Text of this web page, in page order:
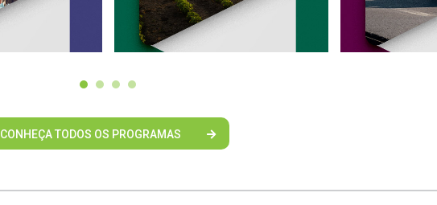
CONHEÇA TODOS OS PROGRAMAS